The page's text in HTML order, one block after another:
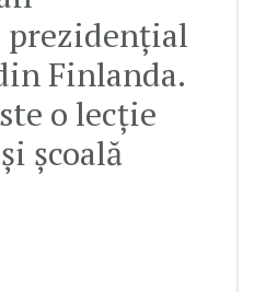
Finlanda.
o lecție
școală